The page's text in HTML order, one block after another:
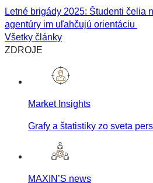
Letné brigády 2025: Študenti čelia
agentúry im uľahčujú orientáciu
Všetky články
ZDROJE
Market Insights
Grafy a štatistiky zo sveta
MAXIN’S news